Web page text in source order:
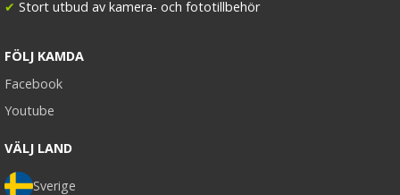
✔ Stort utbud av kamera- och fototillbehör
FÖLJ KAMDA
Facebook
Youtube
VÄLJ LAND
Sverige